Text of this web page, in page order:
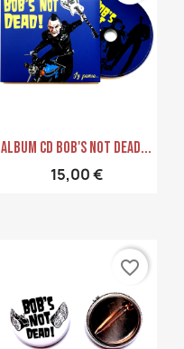
 Aperçu rapide
Album CD Bob's Not Dead...
15,00 €
favorite_border